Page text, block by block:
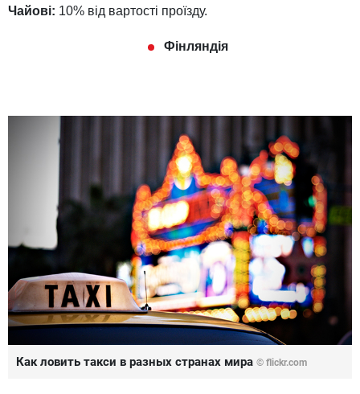
Чайові: 10% від вартості проїзду.
Фінляндія
Как ловить такси в разных странах мира © flickr.com